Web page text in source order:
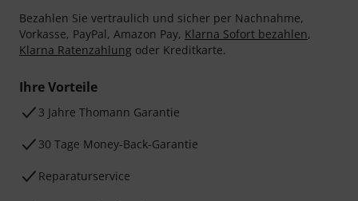
Bezahlen Sie vertraulich und sicher per Nachnahme,
Vorkasse, PayPal, Amazon Pay, Klarna Sofort bezahlen,
Klarna Ratenzahlung oder Kreditkarte.
Ihre Vorteile
3 Jahre Thomann Garantie
30 Tage Money-Back-Garantie
Reparaturservice